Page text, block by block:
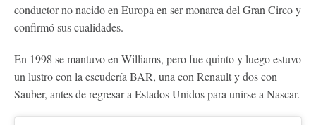
conductor no nacido en Europa en ser monarca del Gran Circo y
confirmó sus cualidades.
En 1998 se mantuvo en Williams, pero fue quinto y luego estuvo
un lustro con la escudería BAR, una con Renault y dos con
Sauber, antes de regresar a Estados Unidos para unirse a Nascar.